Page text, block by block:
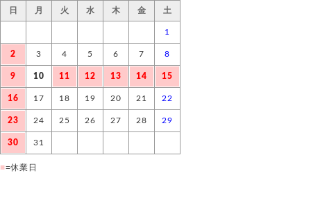
日 月 火 水 木 金 土
1
2 3 4 5 6 7 8
9 10 11 12 13 14 15
16 17 18 19 20 21 22
23 24 25 26 27 28 29
30 31
■=休業日